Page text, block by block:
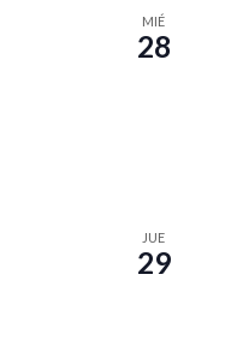
MIÉ
28
JUE
29